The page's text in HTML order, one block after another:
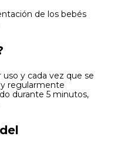
de los bebés
y cada vez que se
regularmente
durante 5 minutos,